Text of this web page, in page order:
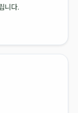
니다.